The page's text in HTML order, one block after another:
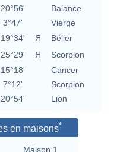
20°56'
Balance
3°47'
Vierge
19°34' Я
Bélier
25°29' Я
Scorpion
15°18'
Cancer
7°12'
Scorpion
20°54' Lion
en maisons*
Maison 1